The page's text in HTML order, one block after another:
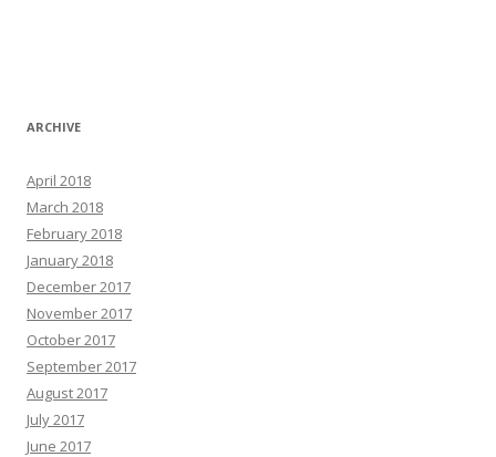
ARCHIVE
April 2018
March 2018
February 2018
January 2018
December 2017
November 2017
October 2017
September 2017
August 2017
July 2017
June 2017